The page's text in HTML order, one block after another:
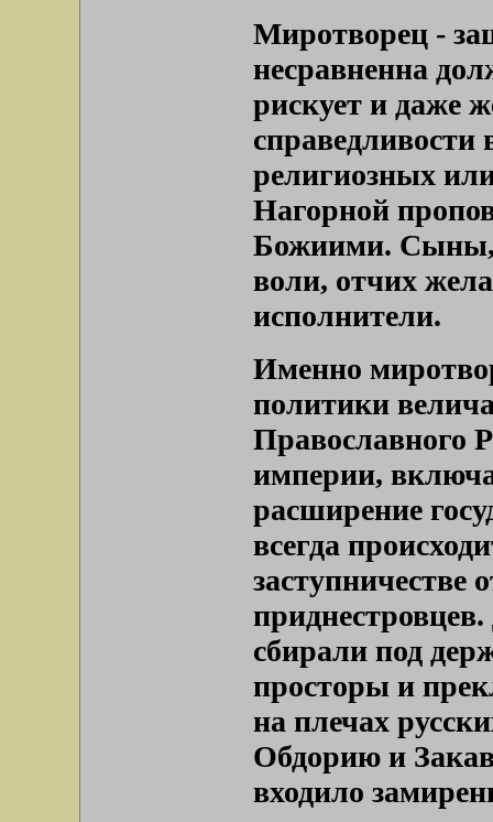
Миротворец -
несравненна
рискует и даже
религиозных
Нагорной
Божиими. Сыны,
воли, отчих
исполнители.
Именно
политики
Православного
империи,
расширение
всегда
заступничестве
сбирали под
просторы и
на плечах
Обдорию и
входило